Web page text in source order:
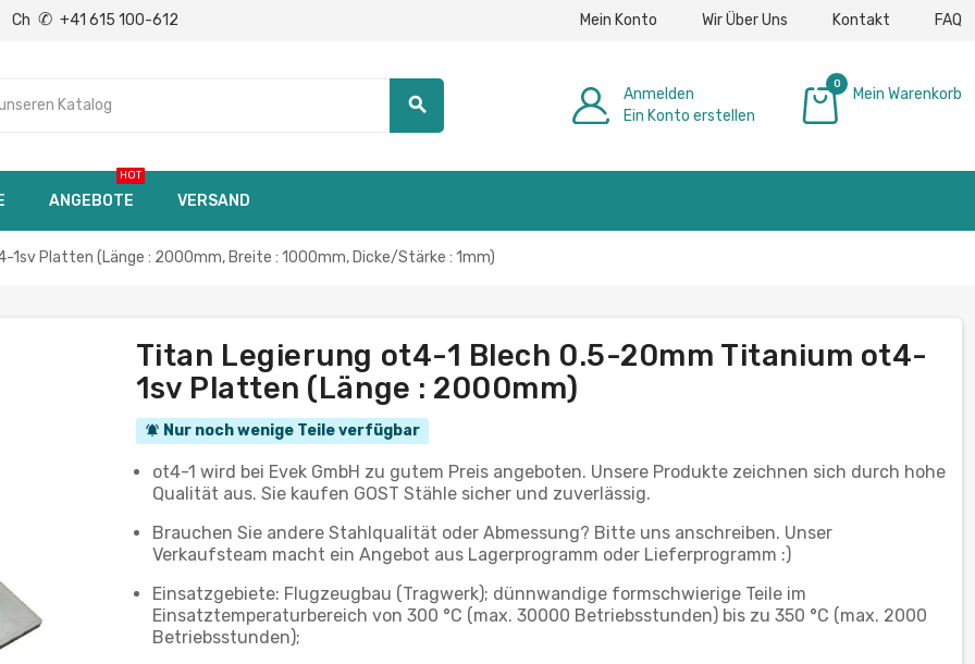
Ch ✆ +41 615 100-612 Mein Konto Wir Über Uns Kontakt FAQ
search
Anmelden
Ein Konto erstellen
0
Mein Warenkorb
ANGEBOTE
HOT
VERSAND
Platten (Länge : 2000mm, Breite : 1000mm, Dicke/Stärke : 1mm)
Titan Legierung ot4-1 Blech 0.5-20mm Titanium ot4-
1sv Platten (Länge : 2000mm)
notifications_active Nur noch wenige Teile verfügbar
ot4-1 wird bei Evek GmbH zu gutem Preis angeboten. Unsere Produkte zeichnen sich durch hohe
Qualität aus. Sie kaufen GOST Stähle sicher und zuverlässig.
Brauchen Sie andere Stahlqualität oder Abmessung? Bitte uns anschreiben. Unser
Verkaufsteam macht ein Angebot aus Lagerprogramm oder Lieferprogramm :)
Einsatzgebiete: Flugzeugbau (Tragwerk); dünnwandige formschwierige Teile im
Einsatztemperaturbereich von 300 °С (max. 30000 Betriebsstunden) bis zu 350 °С (max. 2000
Betriebsstunden);